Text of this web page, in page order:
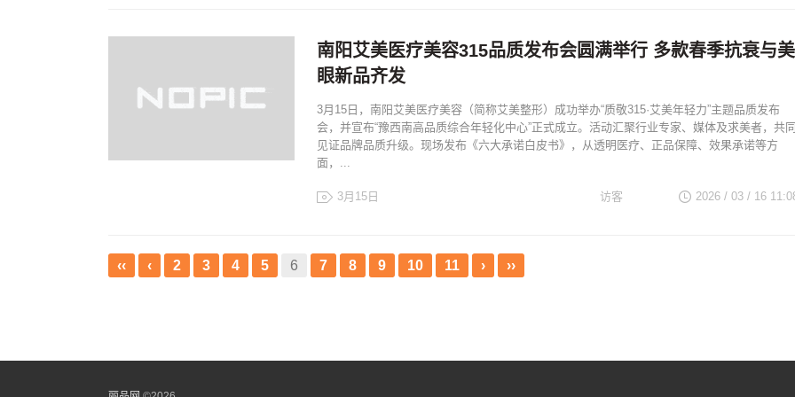
南阳艾美医疗美容315品质发布会圆满举行 多款春季抗衰与美
眼新品齐发
3月15日，南阳艾美医疗美容（简称艾美整形）成功举办“质敬315·艾美年轻力”主题品质发布
会，并宣布“豫西南高品质综合年轻化中心”正式成立。活动汇聚行业专家、媒体及求美者，共同
见证品牌品质升级。现场发布《六大承诺白皮书》，从透明医疗、正品保障、效果承诺等方
面，...
3月15日
力”主题品质发布会
共同见证品牌品质升级。
2026 / 03 / 16
访客
‹‹ ‹ 2 3 4 5 6 7 8 9 10 11 › ››